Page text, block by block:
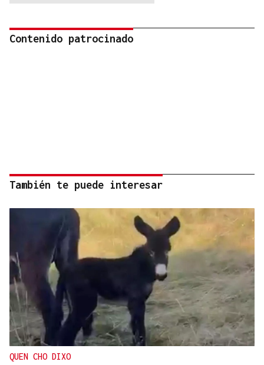
Contenido patrocinado
También te puede interesar
QUEN CHO DIXO